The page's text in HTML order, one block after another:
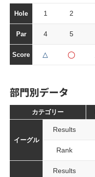
Hole 1 2
Par 4 5
Score △ ◯
部門別データ
カテゴリー
イーグル
Results
Rank
Results